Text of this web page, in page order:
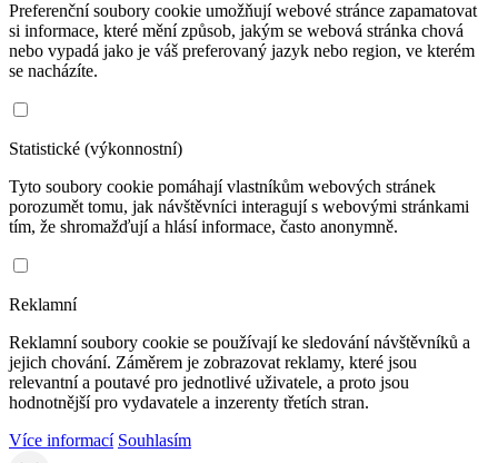
Preferenční soubory cookie umožňují webové stránce zapamatovat
si informace, které mění způsob, jakým se webová stránka chová
nebo vypadá jako je váš preferovaný jazyk nebo region, ve kterém
se nacházíte.
Statistické (výkonnostní)
Tyto soubory cookie pomáhají vlastníkům webových stránek
porozumět tomu, jak návštěvníci interagují s webovými stránkami
tím, že shromažďují a hlásí informace, často anonymně.
Reklamní
Reklamní soubory cookie se používají ke sledování návštěvníků a
jejich chování. Záměrem je zobrazovat reklamy, které jsou
relevantní a poutavé pro jednotlivé uživatele, a proto jsou
hodnotnější pro vydavatele a inzerenty třetích stran.
Více informací Souhlasím